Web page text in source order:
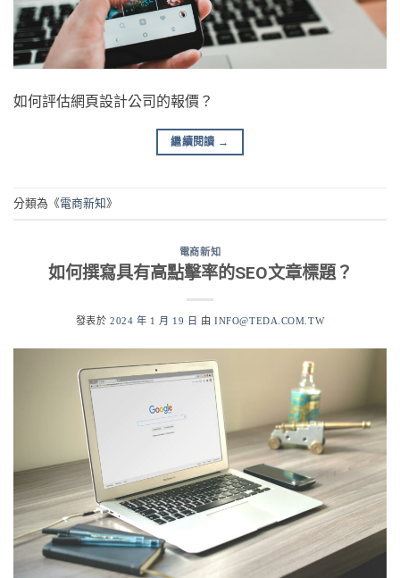
如何評估網頁設計公司的報價？
繼續閱讀 →
分類為《電商新知 》
電商新知
如何撰寫具有高點擊率的SEO文章標題？
發表於2024 年 1 月 19 日 由INFO@TEDA.COM.TW